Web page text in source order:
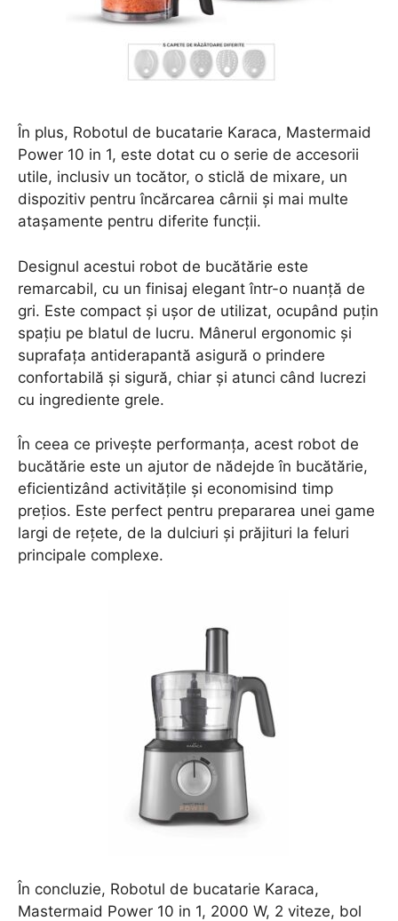
În plus, Robotul de bucatarie Karaca, Mastermaid
Power 10 in 1, este dotat cu o serie de accesorii
utile, inclusiv un tocător, o sticlă de mixare, un
dispozitiv pentru încărcarea cârnii și mai multe
atașamente pentru diferite funcții.
Designul acestui robot de bucătărie este
remarcabil, cu un finisaj elegant într-o nuanță de
gri. Este compact și ușor de utilizat, ocupând puțin
spațiu pe blatul de lucru. Mânerul ergonomic și
suprafața antiderapantă asigură o prindere
confortabilă și sigură, chiar și atunci când lucrezi
cu ingrediente grele.
În ceea ce privește performanța, acest robot de
bucătărie este un ajutor de nădejde în bucătărie,
eficientizând activitățile și economisind timp
prețios. Este perfect pentru prepararea unei game
largi de rețete, de la dulciuri și prăjituri la feluri
principale complexe.
În concluzie, Robotul de bucatarie Karaca,
Mastermaid Power 10 in 1, 2000 W, 2 viteze, bol